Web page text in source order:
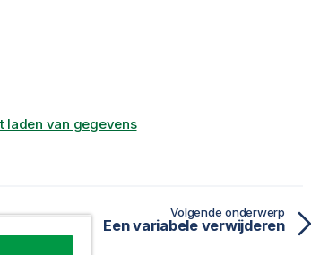
laden van gegevens
Volgende onderwerp
Een variabele verwijderen